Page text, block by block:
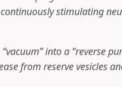
stimulating
into a “reverse
from reserve vesicles